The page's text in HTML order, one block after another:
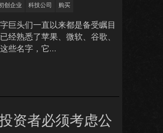
创企业 科技公司 购买
巨头们一直以来都是备受瞩目
经熟悉了苹果、微软、谷歌、
些名字，它…
资者必须考虑公